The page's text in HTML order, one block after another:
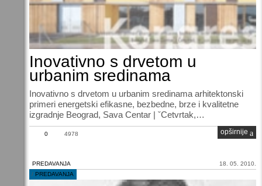
Inovativno s drvetom u
urbanim sredinama
Inovativno s drvetom u urbanim sredinama arhitektonski
primeri energetski efikasne, bezbedne, brze i kvalitetne
izgradnje Beograd, Sava Centar | ˇCetvrtak,…
0 4978 opširnije
PREDAVANJA
/ PREDAVANJA
18. 05. 2010.